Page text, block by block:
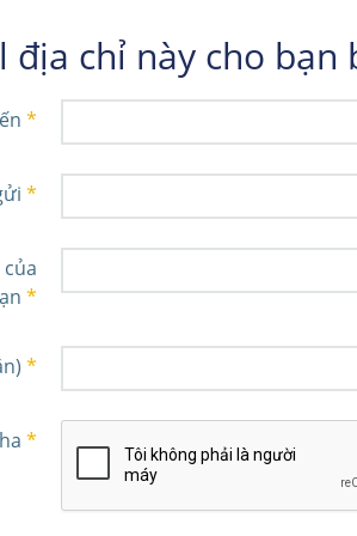
địa chỉ này cho bạn
*
*
*
*
*